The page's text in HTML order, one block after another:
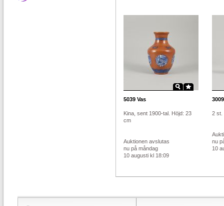
5039 Vas
Kina, sent 1900-tal. Höjd: 23
cm
Auktionen avslutas
nu på måndag
10 augusti kl 18:09
3009
2 st.
nu
10